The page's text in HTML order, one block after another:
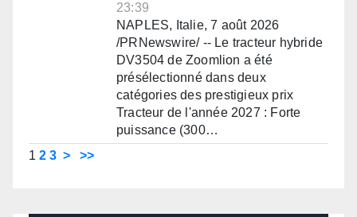
23:39
NAPLES, Italie, 7 août 2026
/PRNewswire/ -- Le tracteur hybride
DV3504 de Zoomlion a été
présélectionné dans deux
catégories des prestigieux prix
Tracteur de l'année 2027 : Forte
puissance (300…
1 2 3 > >>